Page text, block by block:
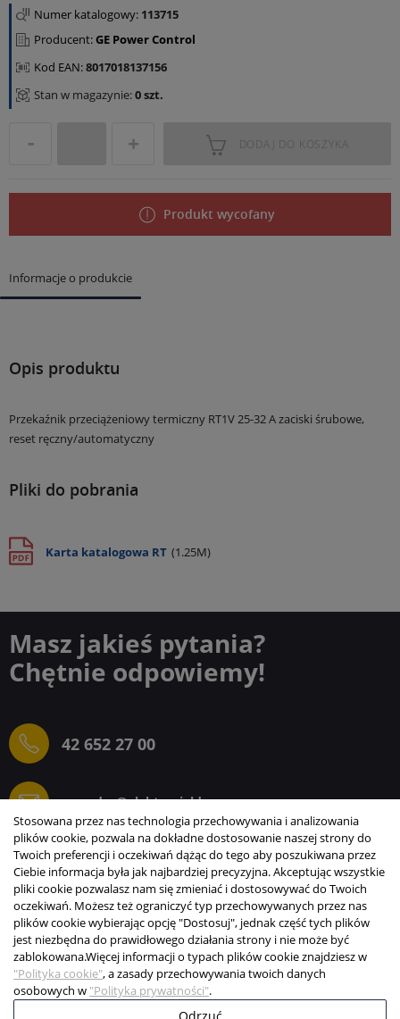
Numer katalogowy: 113715
Producent:GE Power Control
Kod EAN:8017018137156
Stan w magazynie:0 szt.
DODAJ DO KOSZYKA
Produkt wycofany
Informacje o produkcie
Opis produktu
Przekaźnik przeciążeniowy termiczny RT1V 25-32 A zaciski śrubowe,
reset ręczny/automatyczny
Pliki do pobrania
Karta katalogowa RT (1.25M)
Masz jakieś pytania?
Chętnie odpowiemy!
42 652 27 00
sprzedaz@elektrogielda.com
ELEKTROGIEŁDA SZ.ŻACZKIEWICZ; M.KARLIŃSKI
SP.J.
INFORMACJE
STREFA KLIENTA
Stosowana przez nas technologia przechowywania i analizowania
plików cookie, pozwala na dokładne dostosowanie naszej strony do
Twoich preferencji i oczekiwań dążąc do tego aby poszukiwana przez
Ciebie informacja była jak najbardziej precyzyjna. Akceptując wszystkie
pliki cookie pozwalasz nam się zmieniać i dostosowywać do Twoich
oczekiwań. Możesz też ograniczyć typ przechowywanych przez nas
plików cookie wybierając opcję "Dostosuj", jednak część tych plików
jest niezbędna do prawidłowego działania strony i nie może być
zablokowana.Więcej informacji o typach plików cookie znajdziesz w
"Polityka cookie", a zasady przechowywania twoich danych
osobowych w "Polityka prywatności".
Odrzuć
Copyright © 2003-2026 Elektrogiełda s.j.